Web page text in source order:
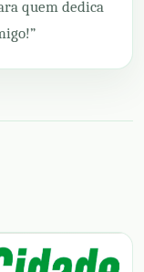
quem dedica